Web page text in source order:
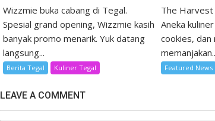
Wizzmie buka cabang di Tegal.
Spesial grand opening, Wizzmie kasih
banyak promo menarik. Yuk datang
langsung...
Berita Tegal Kuliner Tegal
The Harvest
Aneka
cookies, dan
Featured News
LEAVE A COMMENT